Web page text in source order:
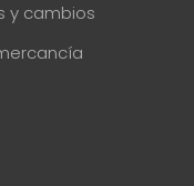
y cambios